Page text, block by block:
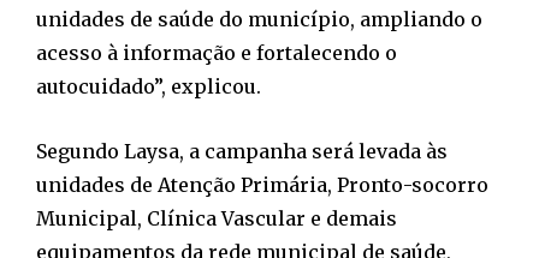
unidades de saúde do município, ampliando o
acesso à informação e fortalecendo o
autocuidado”, explicou.
Segundo Laysa, a campanha será levada às
unidades de Atenção Primária, Pronto-socorro
Municipal, Clínica Vascular e demais
equipamentos da rede municipal de saúde,